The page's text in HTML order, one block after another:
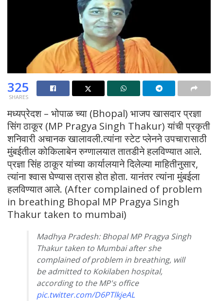
325
SHARES
मध्यप्रेदश – भोपाळ च्या (Bhopal) भाजप खासदार प्रज्ञा
सिंग ठाकूर (MP Pragya Singh Thakur) यांची प्रकृती
शनिवारी अचानक खालावली.त्यांना स्टेट प्लेनने उपचारासाठी
मुंबईतील कोकिलाबेन रुग्णालयात तातडीने हलविण्यात आले.
प्रज्ञा सिंह ठाकूर यांच्या कार्यालयाने दिलेल्या माहितीनुसार,
त्यांना श्वास घेण्यास त्रास होत होता. यानंतर त्यांना मुंबईला
हलविण्यात आले. (After complained of problem
in breathing Bhopal MP Pragya Singh
Thakur taken to mumbai)
Madhya Pradesh: Bhopal MP Pragya Singh
Thakur taken to Mumbai after she
complained of problem in breathing, will
be admitted to Kokilaben hospital,
according to the MP's office
pic.twitter.com/D6PTlkjeAL